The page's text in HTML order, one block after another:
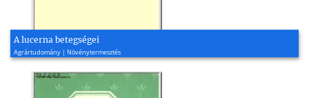
A lucerna betegségei
Agrártudomány | Növénytermesztés